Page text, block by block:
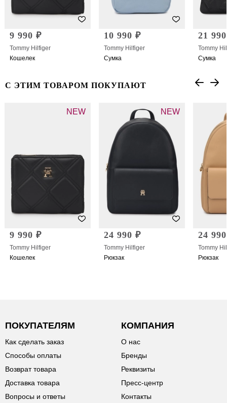
9 990 ₽
Tommy Hilfiger
Кошелек
10 990 ₽
Tommy Hilfiger
Сумка
21
Tommy
Сумка
С ЭТИМ ТОВАРОМ ПОКУПАЮТ
NEW
9 990 ₽
Tommy Hilfiger
Кошелек
NEW
24 990 ₽
Tommy Hilfiger
Рюкзак
24
Tommy
Рюкзак
ПОКУПАТЕЛЯМ
Как сделать заказ
Способы оплаты
Возврат товара
Доставка товара
Вопросы и ответы
КОМПАНИЯ
О нас
Бренды
Реквизиты
Пресс-центр
Контакты